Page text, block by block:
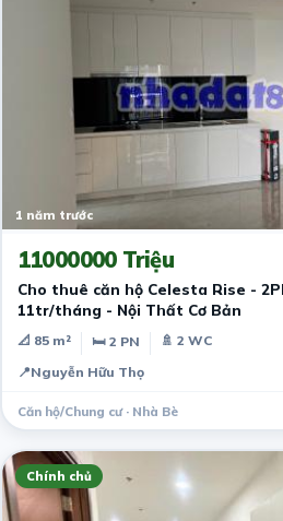
1 năm trước
11000000 Triệu
Cho thuê căn hộ Celesta Rise -
11tr/tháng - Nội Thất Cơ Bản
📐 85 m² 🛏 2 PN
🚿 2 WC
📍Nguyễn Hữu Thọ
Căn hộ/Chung cư · Nhà Bè
Chính chủ